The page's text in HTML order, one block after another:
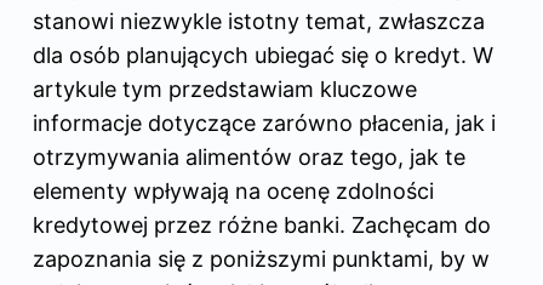
stanowi niezwykle istotny temat, zwłaszcza
dla osób planujących ubiegać się o kredyt. W
artykule tym przedstawiam kluczowe
informacje dotyczące zarówno płacenia, jak i
otrzymywania alimentów oraz tego, jak te
elementy wpływają na ocenę zdolności
kredytowej przez różne banki. Zachęcam do
zapoznania się z poniższymi punktami, by w